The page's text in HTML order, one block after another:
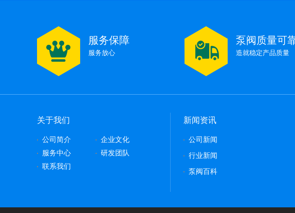
磁力泵的工作原理和结构介绍
服务保障
服务放心
泵阀质量可
造就稳定产品质量
关于我们
公司简介
企业文化
服务中心
研发团队
联系我们
新闻资讯
公司新闻
行业新闻
泵阀百科